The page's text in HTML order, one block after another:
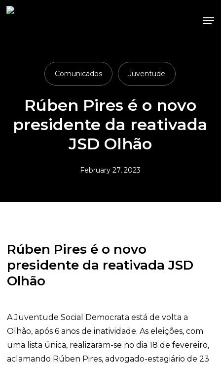
Skip
Comunicados Juventude
Rúben Pires é o novo
presidente da reativada
JSD Olhão
February 27, 2023
Rúben Pires é o novo
presidente da reativada JSD
Olhão
A Juventude Social Democrata está de volta a
Olhão, após 6 anos de inatividade. As eleições, com
uma lista única, realizaram-se no dia 18 de fevereiro,
aclamando Rúben Pires, advogado-estagiário de 23